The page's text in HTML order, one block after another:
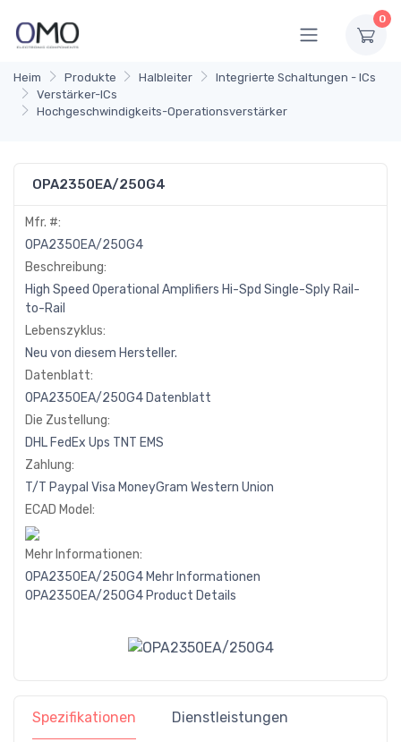
0
Heim Produkte Halbleiter
Integrierte Schaltungen - ICs
Verstärker-ICs
Hochgeschwindigkeits-Operationsverstärker
OPA2350EA/250G4
Mfr. #:
OPA2350EA/250G4
Beschreibung:
High Speed Operational Amplifiers Hi-Spd Single-Sply Rail-
to-Rail
Lebenszyklus:
Neu von diesem Hersteller.
Datenblatt:
OPA2350EA/250G4 Datenblatt
Die Zustellung:
DHL FedEx Ups TNT EMS
Zahlung:
T/T Paypal Visa MoneyGram Western Union
ECAD Model:
Mehr Informationen:
OPA2350EA/250G4 Mehr Informationen
OPA2350EA/250G4 Product Details
Spezifikationen Dienstleistungen